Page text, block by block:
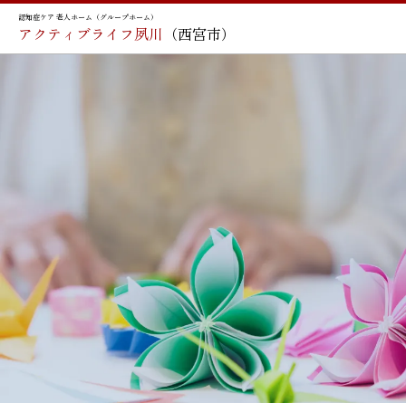
認知症ケア 老人ホーム（グループホーム）
アクティブライフ夙川 （西宮市）